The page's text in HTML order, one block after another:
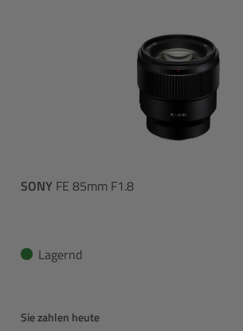
SONY FE 85mm F1.8
Lagernd
Sie zahlen heute